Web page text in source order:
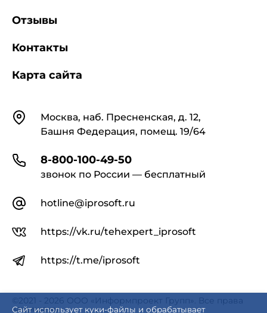
Сайт использует куки-файлы и обрабатывает
КонтактыМосква, наб. Пресненская, д. 12,
Башня Федерация, помещ. 19/64
8-800-100-49-50
звонок по России — бесплатный
hotline@iprosoft.ru
https://vk.ru/tehexpert_iprosoft
https://t.me/iprosoft
Отзывы
Контакты
Карта сайта
©2021 - 2026 ООО «Информпроект Групп». Все права
защищены.